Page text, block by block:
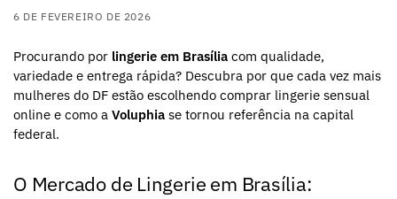
6 DE FEVEREIRO DE 2026
Procurando por lingerie em Brasília com qualidade,
variedade e entrega rápida? Descubra por que cada vez mais
mulheres do DF estão escolhendo comprar lingerie sensual
online e como a Voluphia se tornou referência na capital
federal.
O Mercado de Lingerie em Brasília: